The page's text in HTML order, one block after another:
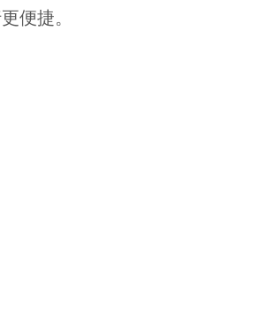
便捷。